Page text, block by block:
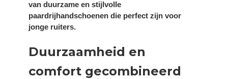
van duurzame en stijlvolle
paardrijhandschoenen die perfect zijn voor
jonge ruiters.
Duurzaamheid en
comfort gecombineerd